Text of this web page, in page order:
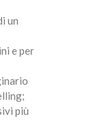
un
e per
più